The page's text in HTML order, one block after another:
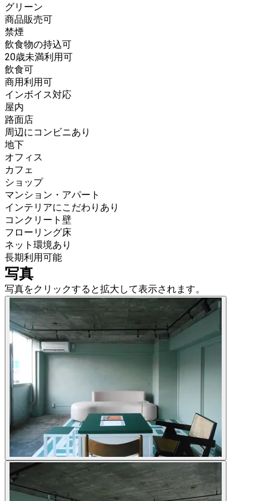
グリーン
商品販売可
禁煙
飲食物の持込可
20歳未満利用可
飲食可
商用利用可
インボイス対応
屋内
路面店
周辺にコンビニあり
地下
オフィス
カフェ
ショップ
マンション・アパート
インテリアにこだわりあり
コンクリート壁
フローリング床
ネット環境あり
長期利用可能
写真
写真をクリックすると拡大して表示されます。